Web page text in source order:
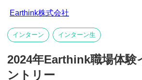
Earthink株式会社
インターン インターン生
2024年Earthink職場体験
ントリー